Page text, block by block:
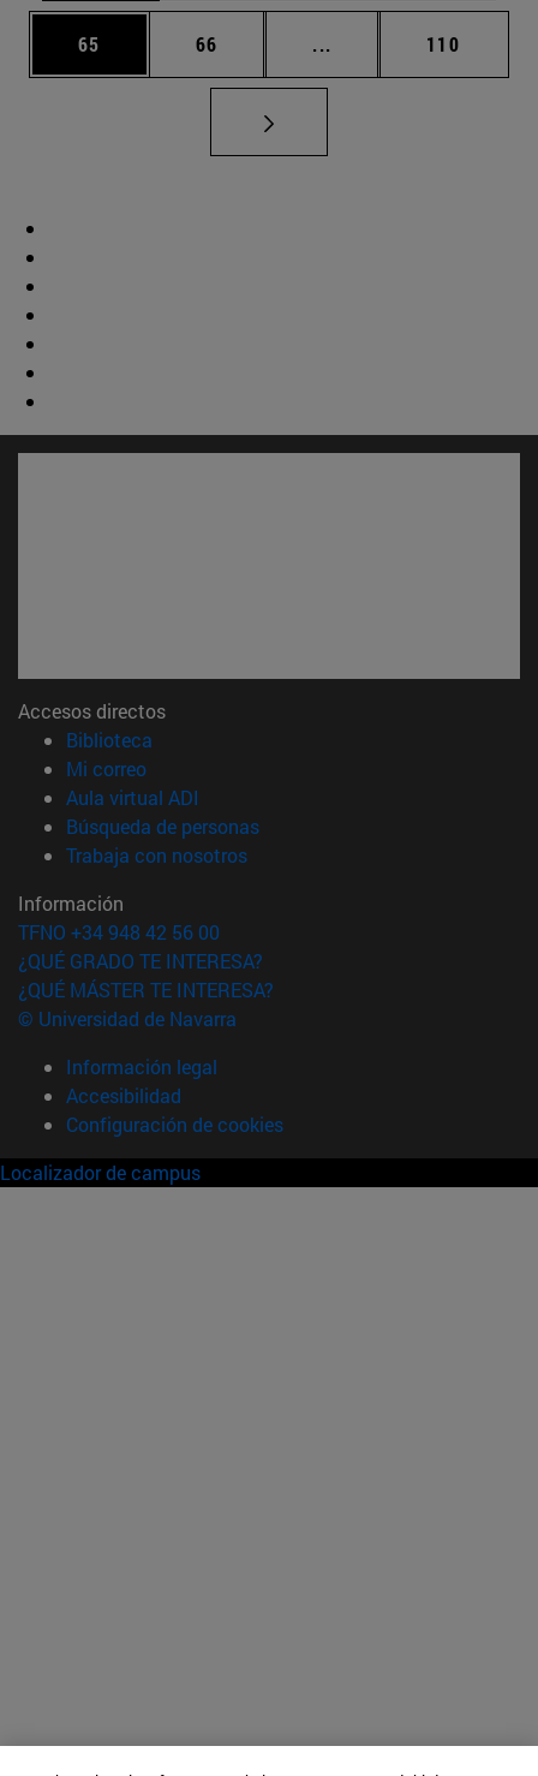
Página
65 Página
66 ... Páginas intermedias
Página
110
Accesos directos
Biblioteca
Mi correo(abre en nueva ventana)
Aula virtual ADI
Búsqueda de personas(abre en nueva ventana)
Trabaja con nosotros(abre en nueva ventana)
Información
TFNO +34 948 42 56 00
¿QUÉ GRADO TE INTERESA?
¿QUÉ MÁSTER TE INTERESA?
© Universidad de Navarra
Información legal
Accesibilidad
Configuración de cookies
Localizador de campus